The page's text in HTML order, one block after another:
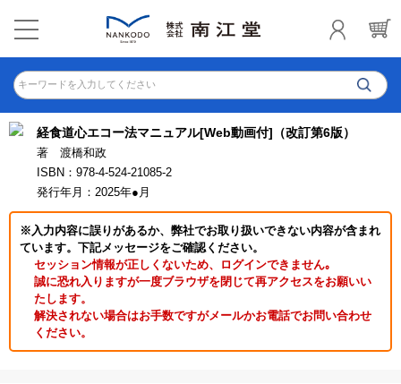
キーワードを入力してください
経食道心エコー法マニュアル[Web動画付]（改訂第6版）
著 渡橋和政
ISBN：978-4-524-21085-2
発行年月：2025年●月
※入力内容に誤りがあるか、弊社でお取り扱いできない内容が含まれ
ています。下記メッセージをご確認ください。
セッション情報が正しくないため、ログインできません｡
誠に恐れ入りますが一度ブラウザを閉じて再アクセスをお願いい
たします。
解決されない場合はお手数ですがメールかお電話でお問い合わせ
ください。